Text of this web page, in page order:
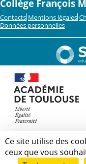
Collège François
Contacts Mentions légales
Données personnelles
Ce site utilise des
ceux que vous